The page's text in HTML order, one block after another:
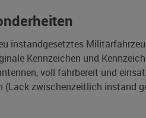
instandgesetztes
Kennzeichen und
voll fahrbereit und
(Lack zwischenzeitlich instand